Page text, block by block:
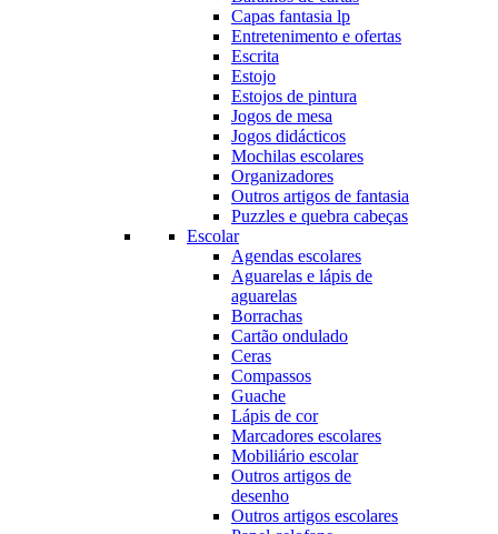
Capas fantasia lp
Entretenimento e ofertas
Escrita
Estojo
Estojos de pintura
Jogos de mesa
Jogos didácticos
Mochilas escolares
Organizadores
Outros artigos de fantasia
Puzzles e quebra cabeças
Escolar
Agendas escolares
Aguarelas e lápis de
aguarelas
Borrachas
Cartão ondulado
Ceras
Compassos
Guache
Lápis de cor
Marcadores escolares
Mobiliário escolar
Outros artigos de
desenho
Outros artigos escolares